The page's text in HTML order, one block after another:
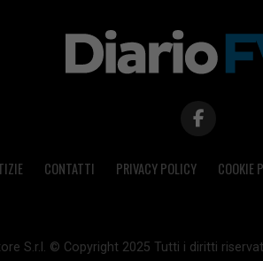
CONTATTI PRIVACY POLICY COOKIE
S.r.l. © Copyright 2025 Tutti i diritti